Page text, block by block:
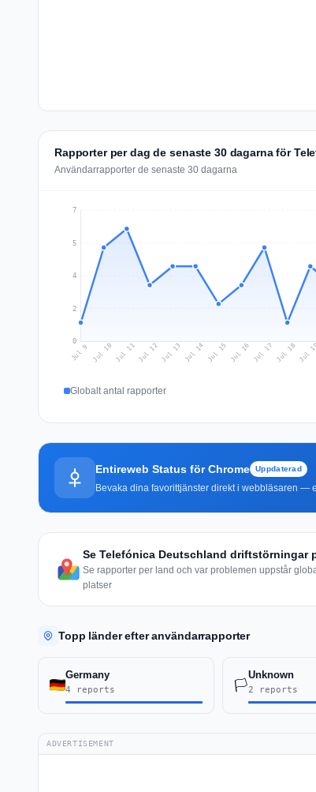
Rapporter per dag de senaste 30 dagarna för
Användarrapporter de senaste 30 dagarna
0
2
4
5
7
Jul 9 Jul 10 Jul 11Jul 12Jul 13 Jul 14 Jul 15 Jul 16 Jul 17 Jul 18Jul
Globalt antal rapporter
Entireweb Status för Chrome Uppdaterad
Bevaka dina favorittjänster direkt i webbläsaren —
Se Telefónica Deutschland driftstörningar
Se rapporter per land och var problemen uppstår
platser
Topp länder efter användarrapporter
Germany
4 reports 🏳️
Unknown
2 reports
ADVERTISEMENT